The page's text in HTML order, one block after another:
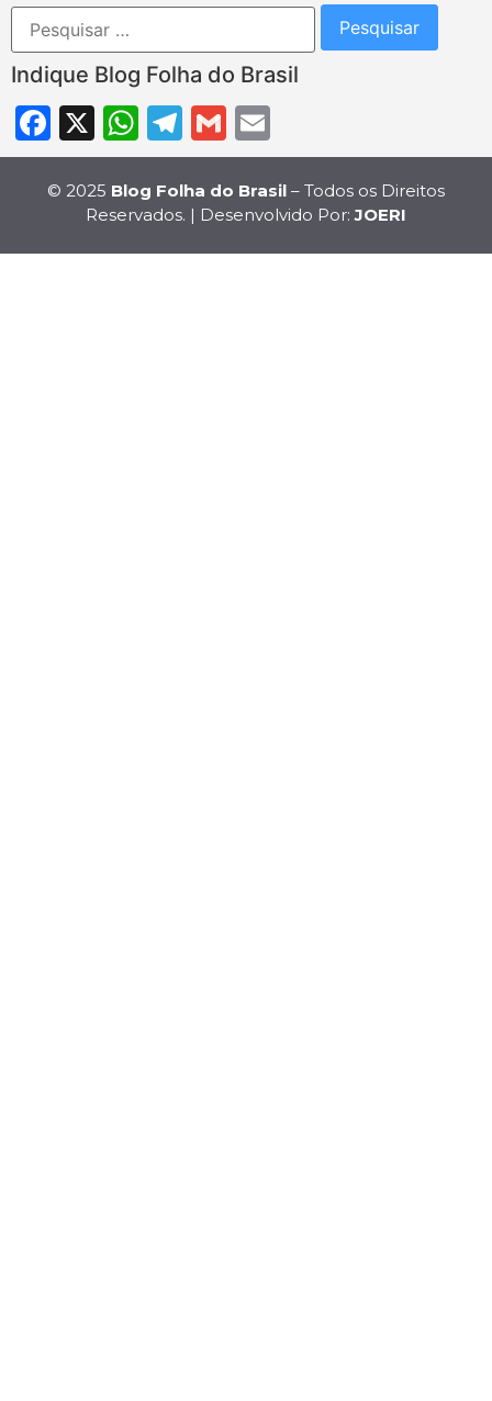
Indique Blog Folha do Brasil
Facebook
X WhatsApp
Telegram
Gmail
© 2025 Blog Folha do Brasil – Todos os Direitos
Reservados. | Desenvolvido Por:JOERI